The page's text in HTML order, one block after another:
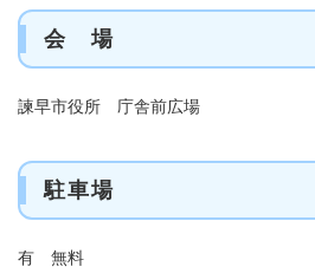
会 場
諫早市役所 庁舎前広場
駐車場
有 無料